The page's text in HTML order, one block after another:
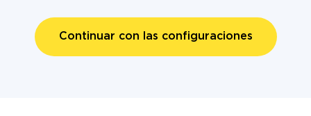
Continuar con las configuraciones